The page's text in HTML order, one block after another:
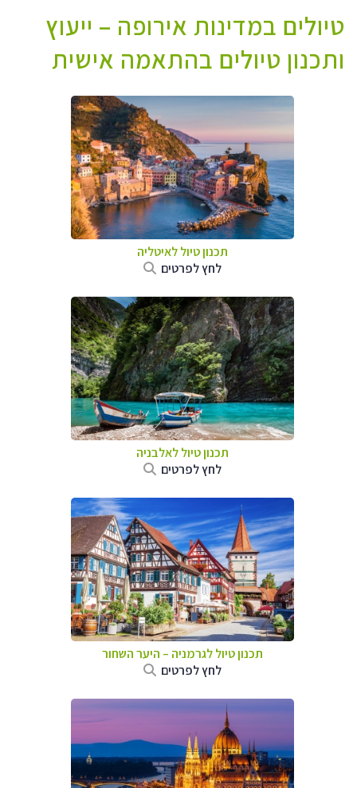
טיולים במדינות אירופה – ייעוץ
ותכנון טיולים בהתאמה אישית
תכנון טיול לאיטליה
לחץ לפרטים
תכנון טיול לאלבניה
לחץ לפרטים
תכנון טיול לגרמניה – היער השחור
לחץ לפרטים